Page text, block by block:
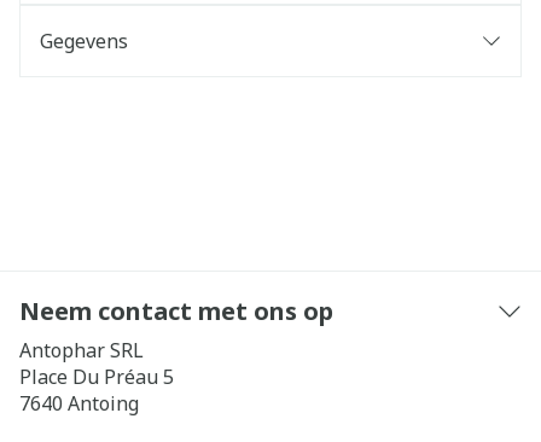
Gegevens
Neem contact met ons op
Antophar SRL
Place Du Préau 5
7640 Antoing